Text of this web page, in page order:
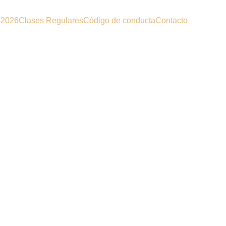
Clases RegularesCódigo de conductaContacto